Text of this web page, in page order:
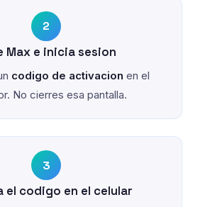
2
Max e inicia sesion
codigo de activacion en el
No cierres esa pantalla.
3
el codigo en el celular